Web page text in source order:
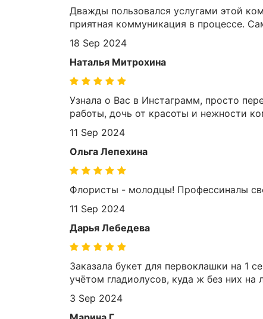
Дважды пользовался услугами этой
приятная коммуникация в процессе.
18 Sep 2024
Наталья Митрохина
Узнала о Вас в Инстаграмм, просто
работы, дочь от красоты и нежности
11 Sep 2024
Ольга Лепехина
Флористы - молодцы! Профессиналы
11 Sep 2024
Дарья Лебедева
Заказала букет для первоклашки на 1
учётом гладиолусов, куда ж без них на
3 Sep 2024